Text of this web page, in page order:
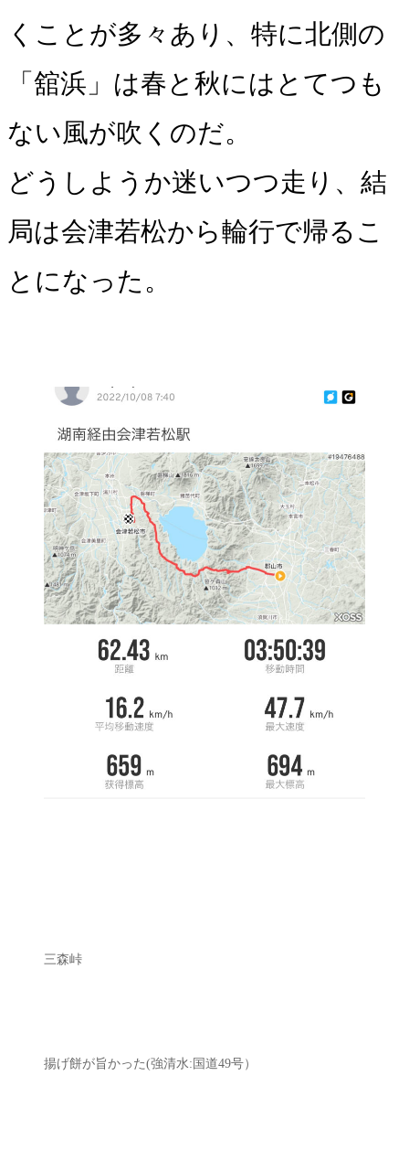
くことが多々あり、特に北側の
「舘浜」は春と秋にはとてつも
ない風が吹くのだ。
どうしようか迷いつつ走り、結
局は会津若松から輪行で帰るこ
とになった。
三森峠
揚げ餅が旨かった(強清水:国道49号）